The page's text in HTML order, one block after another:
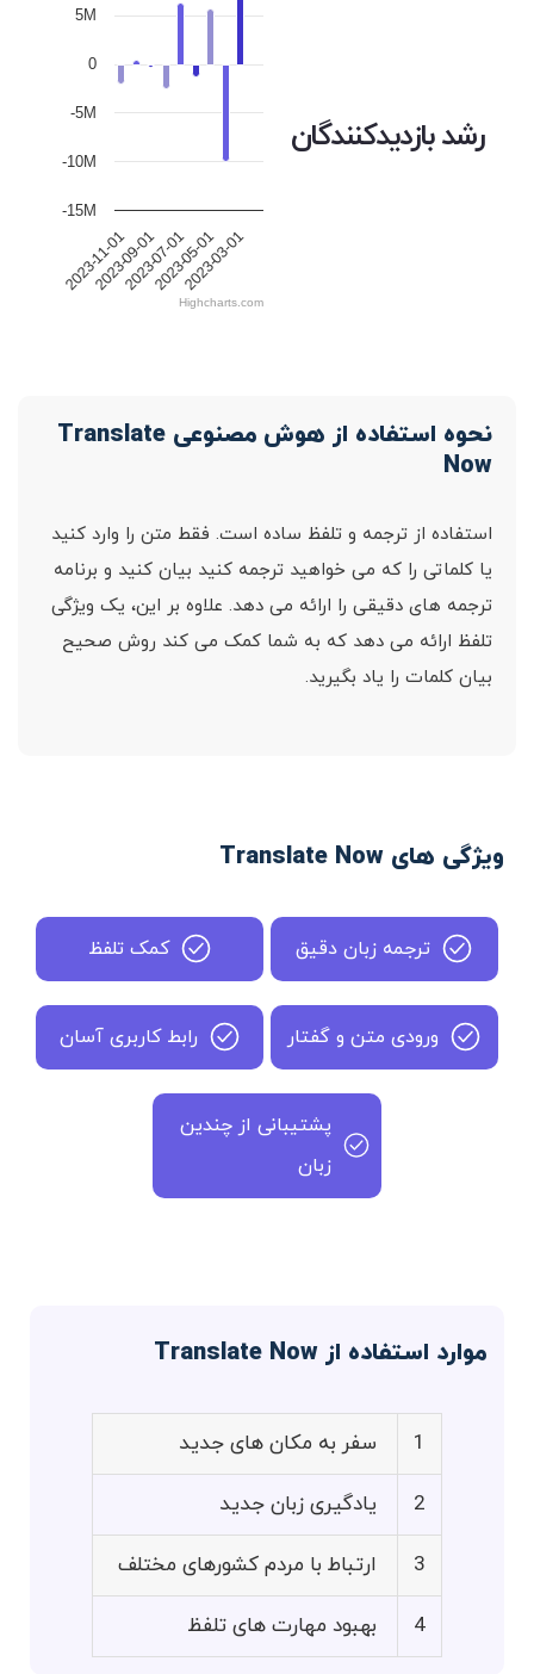
رشد بازدیدکنندگان
2023-11-01
2023-09-01
2023-07-01
2023-05-01
2023-03-01
-15M
-10M
-5M
0
5M
Highcharts.com
نحوه استفاده از هوش مصنوعی Translate
Now
استفاده از ترجمه و تلفظ ساده است. فقط متن را وارد کنید
یا کلماتی را که می خواهید ترجمه کنید بیان کنید و برنامه
ترجمه های دقیقی را ارائه می دهد. علاوه بر این، یک ویژگی
تلفظ ارائه می دهد که به شما کمک می کند روش صحیح
بیان کلمات را یاد بگیرید.
ویژگی های Translate Now
ترجمه زبان دقیق کمک تلفظ
ورودی متن و گفتار رابط کاربری آسان
پشتیبانی از چندین
زبان
موارد استفاده از Translate Now
1 سفر به مکان های جدید
2 یادگیری زبان جدید
3 ارتباط با مردم کشورهای مختلف
4 بهبود مهارت های تلفظ